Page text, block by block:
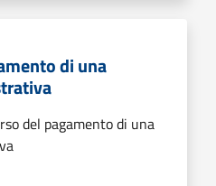
di una
del pagamento di una